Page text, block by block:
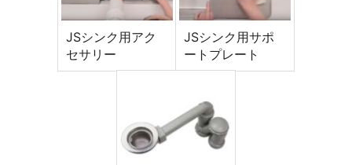
JSシンク用アク
セサリー
JSシンク用サポ
ートプレート